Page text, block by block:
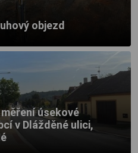
objezd
úsekové
v Dlážděné ulici,